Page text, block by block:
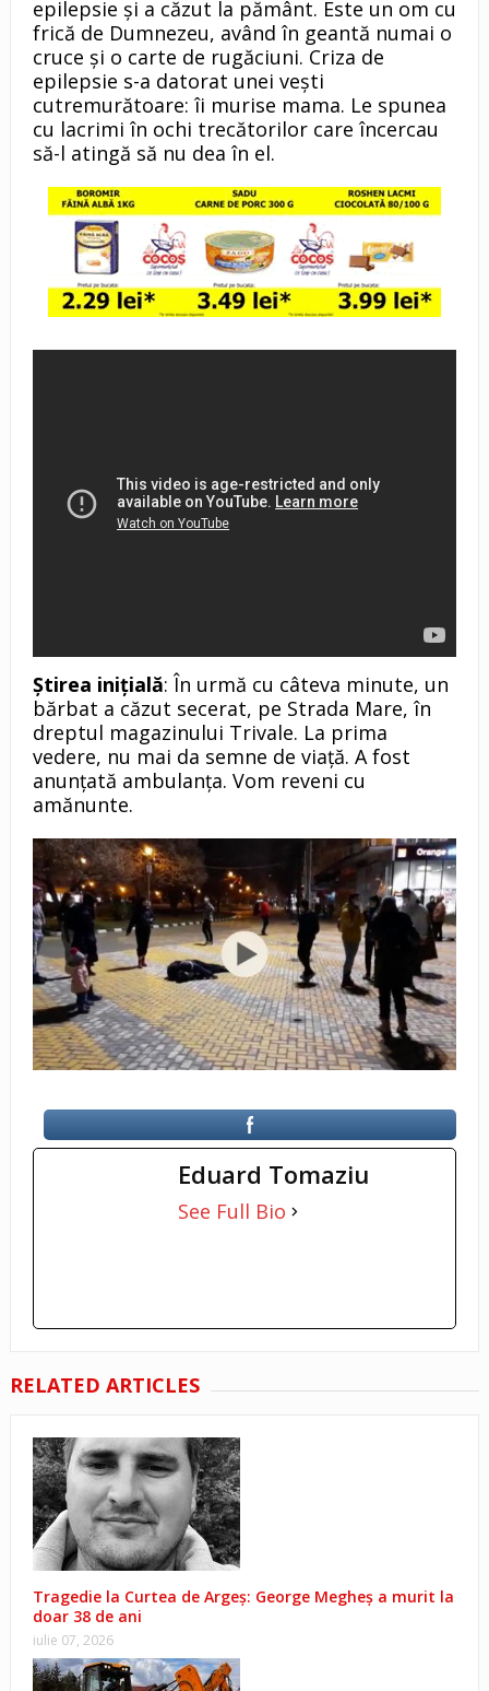
epilepsie și a căzut la pământ. Este un om cu
frică de Dumnezeu, având în geantă numai o
cruce și o carte de rugăciuni. Criza de
epilepsie s-a datorat unei vești
cutremurătoare: îi murise mama. Le spunea
cu lacrimi în ochi trecătorilor care încercau
să-l atingă să nu dea în el.
Știrea inițială: În urmă cu câteva minute, un
bărbat a căzut secerat, pe Strada Mare, în
dreptul magazinului Trivale. La prima
vedere, nu mai da semne de viață. A fost
anunțată ambulanța. Vom reveni cu
amănunte.
Eduard Tomaziu
See Full Bio
RELATED ARTICLES
Tragedie la Curtea de Argeș: George Megheș a murit la
doar 38 de ani
iulie 07, 2026